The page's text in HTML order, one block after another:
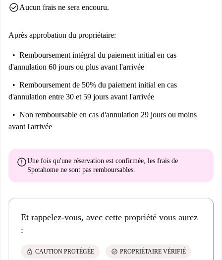
check_circleAucun frais ne sera encouru.
Après approbation du propriétaire:
Remboursement intégral du paiement initial en cas
d'annulation 60 jours ou plus avant l'arrivée
Remboursement de 50% du paiement initial en cas
d'annulation entre 30 et 59 jours avant l'arrivée
Non remboursable en cas d'annulation 29 jours ou moins
avant l'arrivée
errorUne fois qu'une réservation est confirmée, les frais de
Spotahome ne sont pas remboursables
Et rappelez-vous, avec cette propriété vous aurez
:
lock CAUTION PROTÉGÉE check_circle PROPRIÉTAIRE VÉRIFIÉ